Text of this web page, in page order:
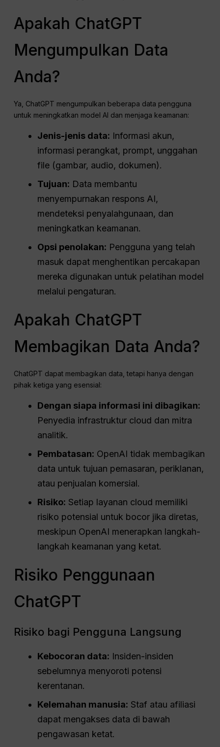
Apakah ChatGPT
Mengumpulkan Data
Anda?
Ya, ChatGPT mengumpulkan beberapa data pengguna
untuk meningkatkan model AI dan menjaga keamanan:
Jenis-jenis data: Informasi akun,
informasi perangkat, prompt, unggahan
file (gambar, audio, dokumen).
Tujuan: Data membantu
menyempurnakan respons AI,
mendeteksi penyalahgunaan, dan
meningkatkan keamanan.
Opsi penolakan: Pengguna yang telah
masuk dapat menghentikan percakapan
mereka digunakan untuk pelatihan model
melalui pengaturan.
Apakah ChatGPT
Membagikan Data Anda?
ChatGPT dapat membagikan data, tetapi hanya dengan
pihak ketiga yang esensial:
Dengan siapa informasi ini dibagikan:
Penyedia infrastruktur cloud dan mitra
analitik.
Pembatasan: OpenAI tidak membagikan
data untuk tujuan pemasaran, periklanan,
atau penjualan komersial.
Risiko: Setiap layanan cloud memiliki
risiko potensial untuk bocor jika diretas,
meskipun OpenAI menerapkan langkah-
langkah keamanan yang ketat.
Risiko Penggunaan
ChatGPT
Risiko bagi Pengguna Langsung
Kebocoran data: Insiden-insiden
sebelumnya menyoroti potensi
kerentanan.
Kelemahan manusia: Staf atau afiliasi
dapat mengakses data di bawah
pengawasan ketat.